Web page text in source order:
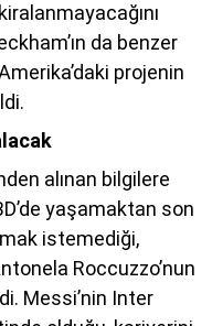
da benzer
projenin
alınan bilgilere
yaşamaktan son
istemediği,
Roccuzzo’nun
Messi’nin Inter